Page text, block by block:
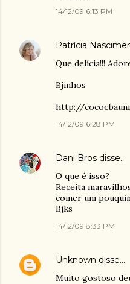
14/12/09 6:13 PM
Patrícia
Que delícia!!!
Bjinhos
http://
14/12/09 6:28 PM
Dani Bros disse…
O que é isso?
Receita
comer um
Bjks
14/12/09 8:33 PM
Unknown disse…
Muito gostoso